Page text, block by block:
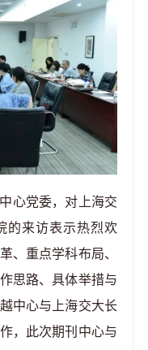
心党委，对上海交
的来访表示热烈欢
、重点学科布局、
思路、具体举措与
中心与上海交大长
，此次期刊中心与